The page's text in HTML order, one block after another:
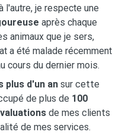
l'autre, je respecte une
après chaque
animaux que je sers,
a été malade récemment
cours du dernier mois.
plus d'un an sur cette
de plus de 100
de mes clients
de mes services.